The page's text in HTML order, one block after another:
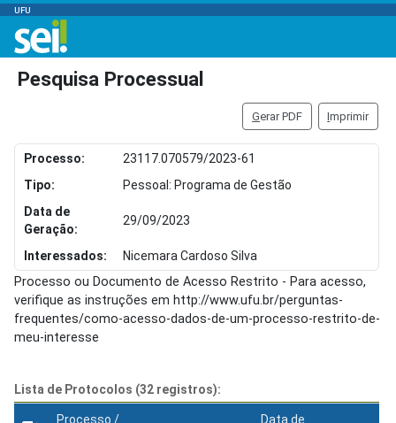
UFU
Pesquisa Processual
Gerar PDF Imprimir
Processo:
23117.070579/2023-61
Tipo:
Pessoal: Programa de Gestão
Data de
Geração:
29/09/2023
Interessados: Nicemara Cardoso Silva
Processo ou Documento de Acesso Restrito - Para acesso,
verifique as instruções em http://www.ufu.br/perguntas-
frequentes/como-acesso-dados-de-um-processo-restrito-de-
meu-interesse
Lista de Protocolos (32 registros):
Processo /
Data de